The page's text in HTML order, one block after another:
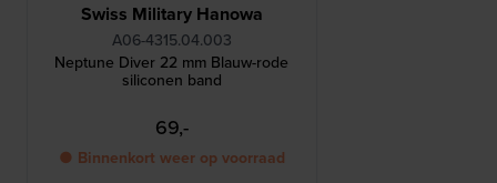
Swiss Military Hanowa
A06-4315.04.003
Neptune Diver 22 mm Blauw-rode
siliconen band
69,-
● Binnenkort weer op voorraad